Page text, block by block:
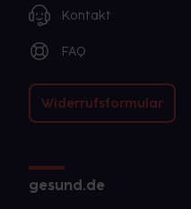
Kontakt
FAQ
Widerrufsformular
gesund.de